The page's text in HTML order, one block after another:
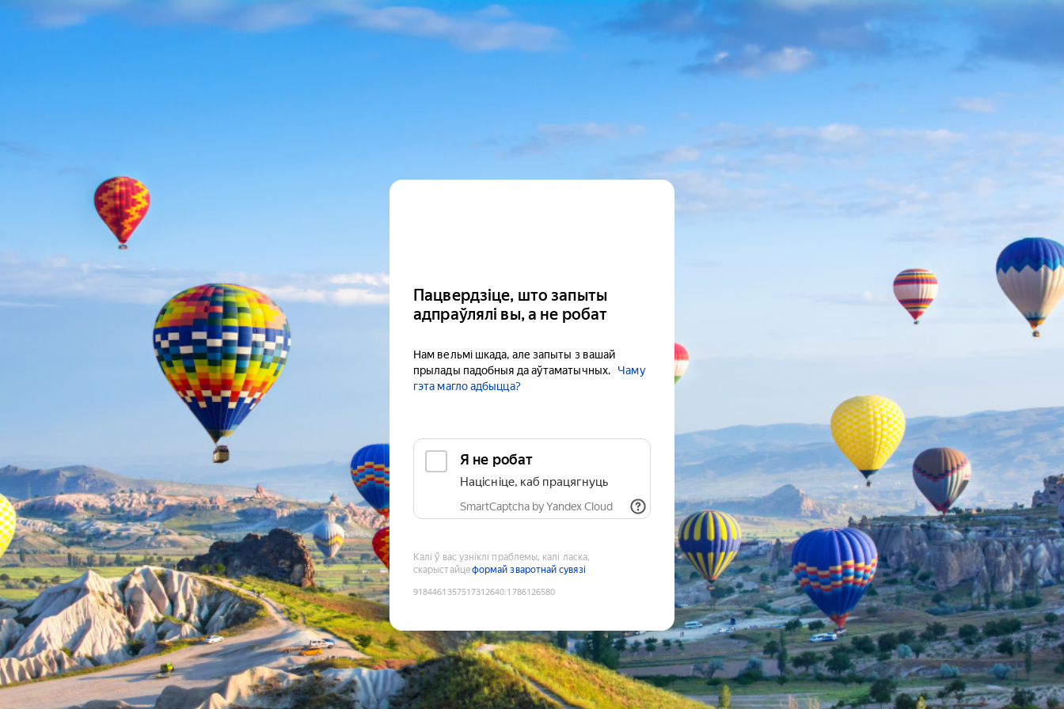
Пацвердзіце, што запыты
адпраўлялі вы, а не робат
Нам вельмі шкада, але запыты з вашай
прылады падобныя да аўтаматычных.
Чаму
гэта магло адбыцца?
Я не робат
Націсніце, каб працягнуць
SmartCaptcha by Yandex Cloud
Калі ў вас узніклі праблемы, калі ласка,
скарыстайцеформай зваротнай сувязі
9184461357517312640:1786126580